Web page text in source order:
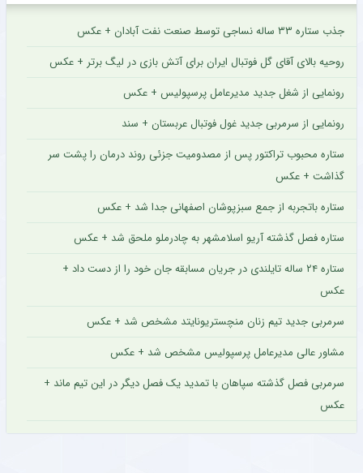
جذب ستاره ۳۳ ساله نساجی توسط صنعت نفت آبادان + عکس
روحیه بالای آقای گل فوتبال ایران برای آتش بازی در لیگ برتر + عکس
رونمایی از شغل جدید مدیرعامل پرسپولیس + عکس
رونمایی از سرمربی جدید غول فوتبال عربستان + سند
ستاره محبوب تراکتور پس از مصدومیت جزئی روند درمان را پشت سر
گذاشت + عکس
ستاره باتجربه از جمع سبزپوشان اصفهانی جدا شد + عکس
ستاره فصل گذشته آریو اسلامشهر به چادرملو ملحق شد + عکس
ستاره ۲۴ ساله تایلندی در جریان مسابقه جان خود را از دست داد +
عکس
سرمربی جدید تیم زنان منچستریونایتد مشخص شد + عکس
مشاور عالی مدیرعامل پرسپولیس مشخص شد + عکس
سرمربی فصل گذشته سپاهان با تمدید یک فصل دیگر در این تیم ماند +
عکس